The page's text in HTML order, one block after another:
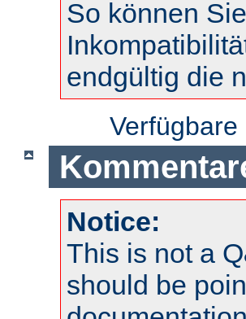
So können
endgültig die
Notice:
This is not a
should be